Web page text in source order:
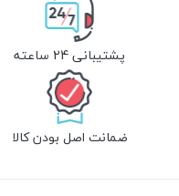
پشتیبانی 24 ساعته
ضمانت اصل بودن کالا